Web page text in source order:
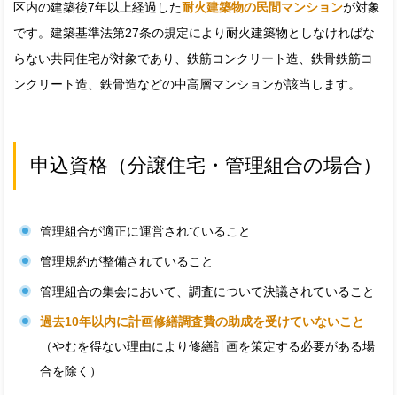
区内の建築後7年以上経過した耐火建築物の民間マンションが対象
です。建築基準法第27条の規定により耐火建築物としなければな
らない共同住宅が対象であり、鉄筋コンクリート造、鉄骨鉄筋コ
ンクリート造、鉄骨造などの中高層マンションが該当します。
申込資格（分譲住宅・管理組合の場合）
管理組合が適正に運営されていること
管理規約が整備されていること
管理組合の集会において、調査について決議されていること
過去10年以内に計画修繕調査費の助成を受けていないこと
（やむを得ない理由により修繕計画を策定する必要がある場
合を除く）